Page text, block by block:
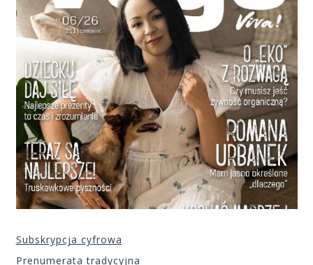
Subskrypcja cyfrowa
Prenumerata tradycyjna